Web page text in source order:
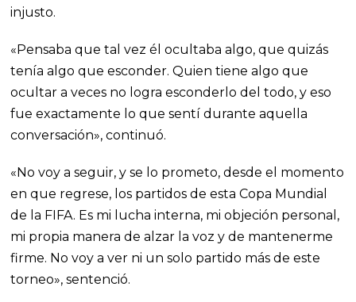
injusto.
«Pensaba que tal vez él ocultaba algo, que quizás
tenía algo que esconder. Quien tiene algo que
ocultar a veces no logra esconderlo del todo, y eso
fue exactamente lo que sentí durante aquella
conversación», continuó.
«No voy a seguir, y se lo prometo, desde el momento
en que regrese, los partidos de esta Copa Mundial
de la FIFA. Es mi lucha interna, mi objeción personal,
mi propia manera de alzar la voz y de mantenerme
firme. No voy a ver ni un solo partido más de este
torneo», sentenció.